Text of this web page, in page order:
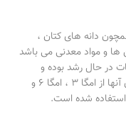
دانه های کتان ،
ها و مواد معدنی می باشد
در حال رشد بوده و
همچنین جهت زیبایی و سلامت پوست و موی آنها از امگا ۳ ، امگا ۶ و